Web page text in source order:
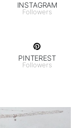
INSTAGRAM
Followers
PINTEREST
Followers